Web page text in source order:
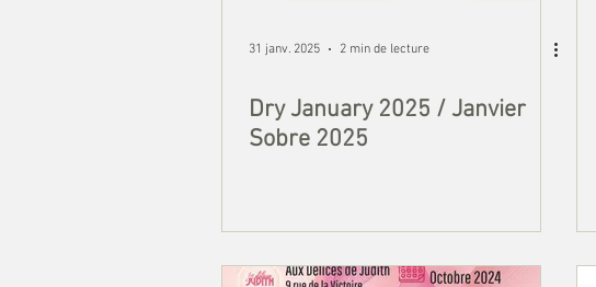
31 janv. 2025 2 min de lecture
Dry January 2025 / Janvier
Sobre 2025